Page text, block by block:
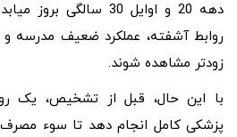
دهه 20 و اوایل 30
روابط آشفته، عملکرد ضعیف مدرسه
زودتر مشاهده شوند.
با این حال، قبل از تشخیص، یک
پزشکی کامل انجام دهد تا سوء مصرف